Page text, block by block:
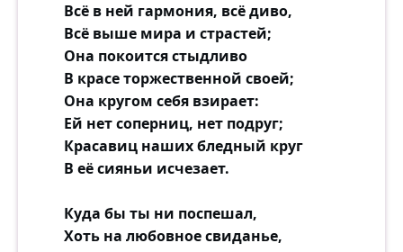
Всё в ней гармония, всё диво,
Всё выше мира и страстей;
Она покоится стыдливо
В красе торжественной своей;
Она кругом себя взирает:
Ей нет соперниц, нет подруг;
Красавиц наших бледный круг
В её сияньи исчезает.
Куда бы ты ни поспешал,
Хоть на любовное свиданье,